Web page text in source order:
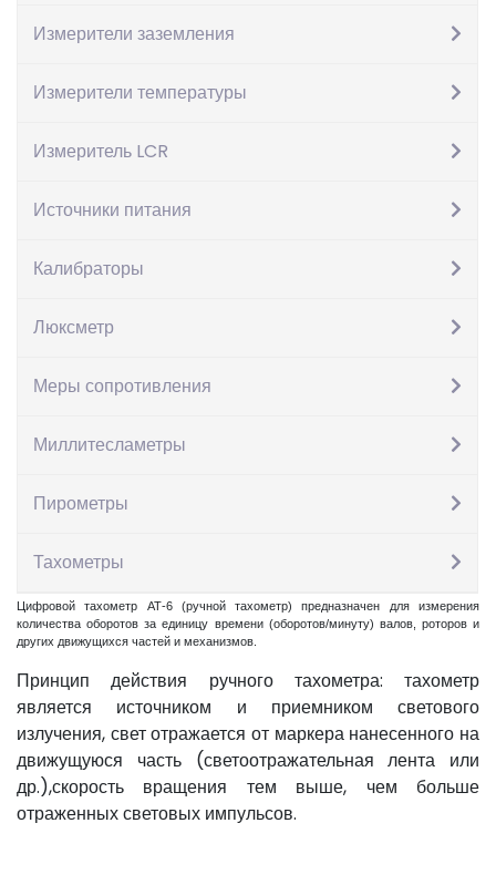
Измерители заземления
Измерители температуры
Измеритель LCR
Источники питания
Калибраторы
Люксметр
Меры сопротивления
Миллитесламетры
Пирометры
Тахометры
Фототахометр АТ-6
Количество
В корзину
Описание
Описание
Тахометр бесконтактный
Цифровой тахометр АТ-6 (ручной тахометр) предназначен для измерения
количества оборотов за единицу времени (оборотов/минуту) валов, роторов и
других движущихся частей и механизмов.
Принцип действия ручного тахометра: тахометр
является источником и приемником светового
излучения, свет отражается от маркера нанесенного на
движущуюся часть (светоотражательная лента или
др.),скорость вращения тем выше, чем больше
отраженных световых импульсов.